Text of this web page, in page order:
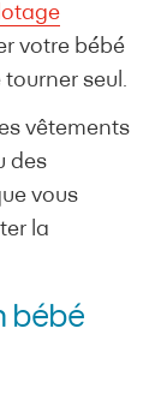
votre bébé
tourner seul.
vêtements
des
vous
la
bébé